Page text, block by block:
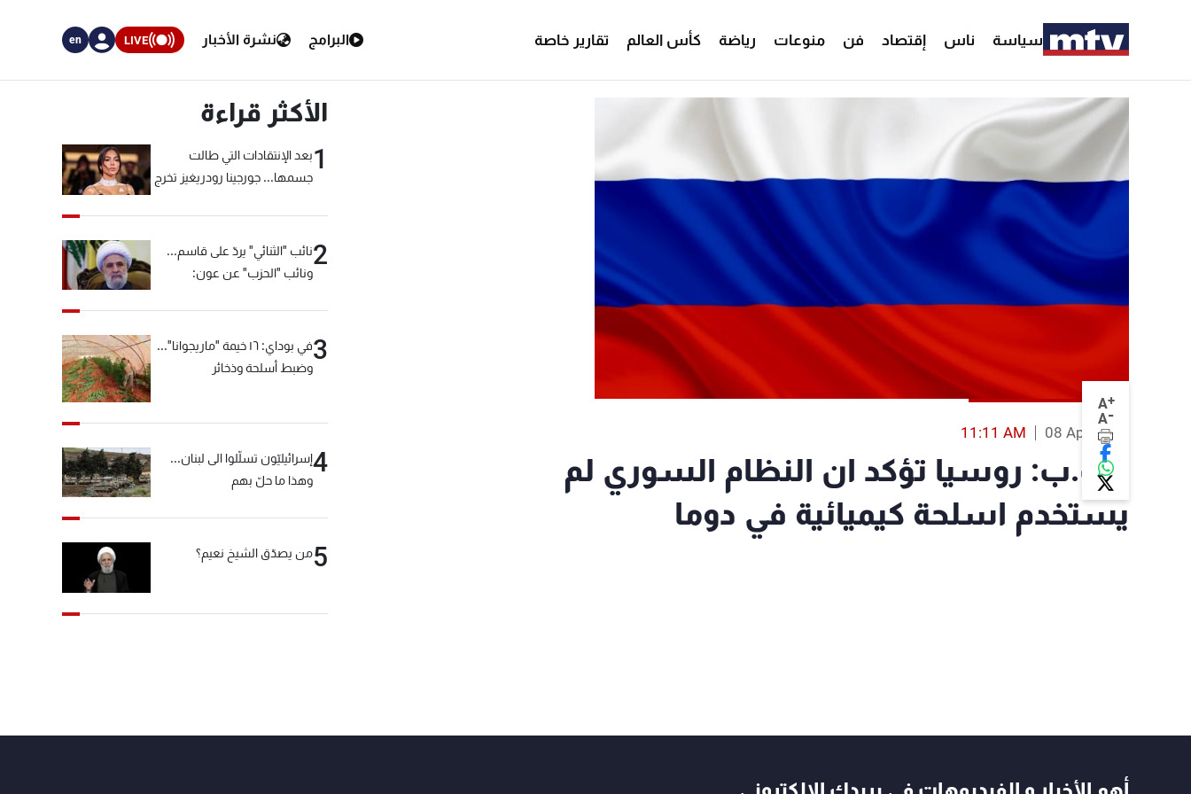
سياسة ناس إقتصاد فن منوعات رياضة كأس العالم تقارير خاصة البرامج نشرة الأخبار LIVE
en
A+
A-
08 Apr 2018
11:11 AM
أ.ف.ب: روسيا تؤكد ان النظام السوري لم
يستخدم اسلحة كيميائية في دوما
الأكثر قراءة
1بعد الإنتقادات التي طالت
جسمها... جورجينا رودريغيز تخرج
2نائب "الثنائي" يردّ على قاسم...
ونائب "الحزب" عن عون:
3
في بوداي: ١٦ خيمة "ماريجوانا"...
وضبط أسلحة وذخائر
4إسرائيليّون تسلّلوا الى لبنان...
وهذا ما حلّ بهم
5من يصدّق الشيخ نعيم؟